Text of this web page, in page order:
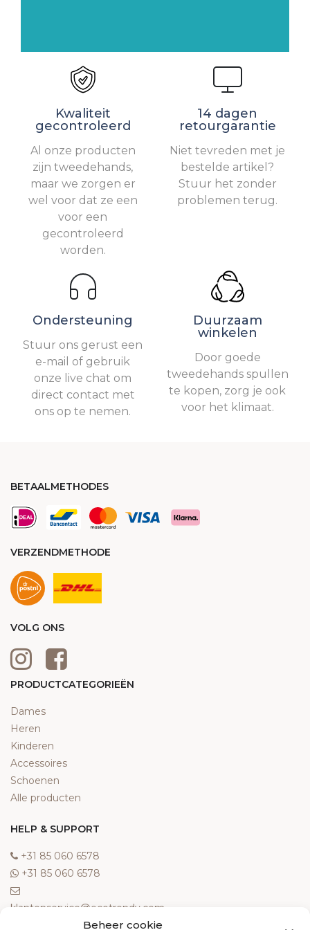
Beheer cookie
Kwaliteit
gecontroleerd
Al onze producten
zijn tweedehands,
maar we zorgen er
wel voor dat ze een
voor een
gecontroleerd
worden.
14 dagen
retourgarantie
Niet tevreden met je
bestelde artikel?
Stuur het zonder
problemen terug.
Ondersteuning
Stuur ons gerust een
e-mail of gebruik
onze live chat om
direct contact met
ons op te nemen.
Duurzaam
winkelen
Door goede
tweedehands spullen
te kopen, zorg je ook
voor het klimaat.
BETAALMETHODES
VERZENDMETHODE
VOLG ONS
PRODUCTCATEGORIEËN
Dames
Heren
Kinderen
Accessoires
Schoenen
Alle producten
HELP & SUPPORT
‎+31 85 060 6578
‎+31 85 060 6578
klantenservice@ecotrendy.com